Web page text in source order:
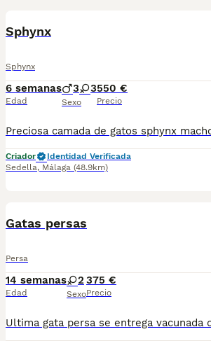
Sphynx
Sphynx
6 semanas
Edad
3 3
Sexo
550 €
Precio
Criador
Identidad Verificada
Sedella, Málaga (48.9km)
Gatas persas
Persa
14 semanas
Edad
2
Sexo
375 €
Precio